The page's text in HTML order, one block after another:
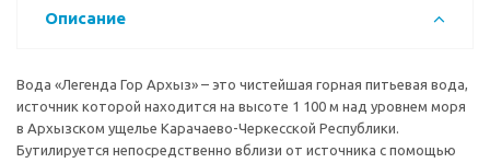
Описание
Вода «Легенда Гор Архыз» – это чистейшая горная питьевая вода,
источник которой находится на высоте 1 100 м над уровнем моря
в Архызском ущелье Карачаево-Черкесской Республики.
Бутилируется непосредственно вблизи от источника с помощью